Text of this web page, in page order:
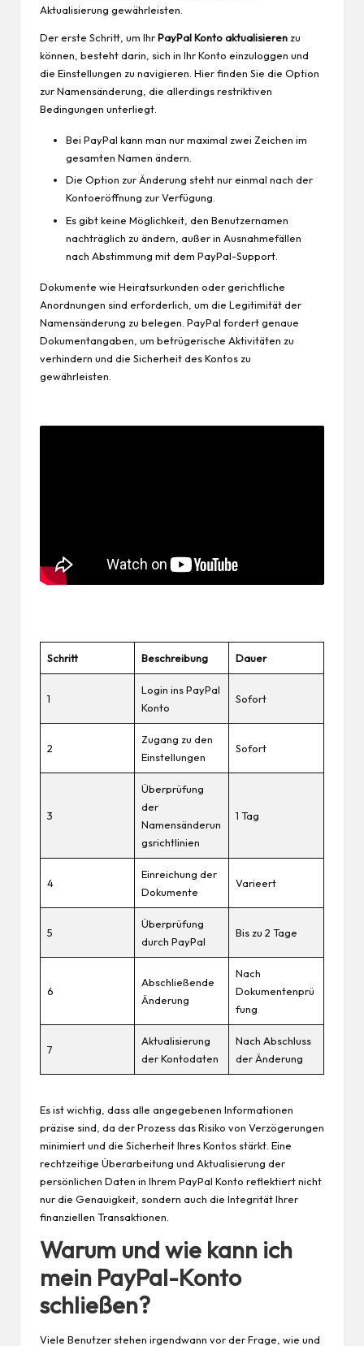
Aktualisierung gewährleisten.
Der erste Schritt, um IhrPayPal Konto aktualisierenzu
können, besteht darin, sich in Ihr Konto einzuloggen und
die Einstellungen zu navigieren. Hier finden Sie die Option
zur Namensänderung, die allerdings restriktiven
Bedingungen unterliegt.
Bei PayPal kann man nur maximal zwei Zeichen im
gesamten Namen ändern.
Die Option zur Änderung steht nur einmal nach der
Kontoeröffnung zur Verfügung.
Es gibt keine Möglichkeit, den Benutzernamen
nachträglich zu ändern, außer in Ausnahmefällen
nach Abstimmung mit dem PayPal-Support.
Dokumente wie Heiratsurkunden oder gerichtliche
Anordnungen sind erforderlich, um die Legitimität der
Namensänderung zu belegen. PayPal fordert genaue
Dokumentangaben, um betrügerische Aktivitäten zu
verhindern und die Sicherheit des Kontos zu
gewährleisten.
Schritt Beschreibung Dauer
1
Login ins PayPal
Konto
Sofort
2
Zugang zu den
Einstellungen
Sofort
3
Überprüfung
der
Namensänderun
gsrichtlinien
1 Tag
4
Einreichung der
Dokumente
Varieert
5
Überprüfung
durch PayPal
Bis zu 2 Tage
6
Abschließende
Änderung
Nach
Dokumentenprü
fung
7
Aktualisierung
der Kontodaten
Nach Abschluss
der Änderung
Es ist wichtig, dass alle angegebenen Informationen
präzise sind, da der Prozess das Risiko von Verzögerungen
minimiert und die Sicherheit Ihres Kontos stärkt. Eine
rechtzeitige Überarbeitung und Aktualisierung der
persönlichen Daten in Ihrem PayPal Konto reflektiert nicht
nur die Genauigkeit, sondern auch die Integrität Ihrer
finanziellen Transaktionen.
Warum und wie kann ich
mein PayPal-Konto
schließen?
Viele Benutzer stehen irgendwann vor der Frage, wie und